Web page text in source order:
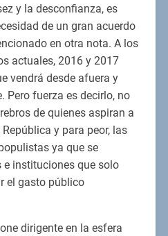
y la desconfianza, es
de un gran acuerdo
en otra nota. A los
actuales, 2016 y 2017
vendrá desde afuera y
Pero fuerza es decirlo, no
de quienes aspiran a
y para peor, las
ya que se
instituciones que solo
el gasto público
dirigente en la esfera